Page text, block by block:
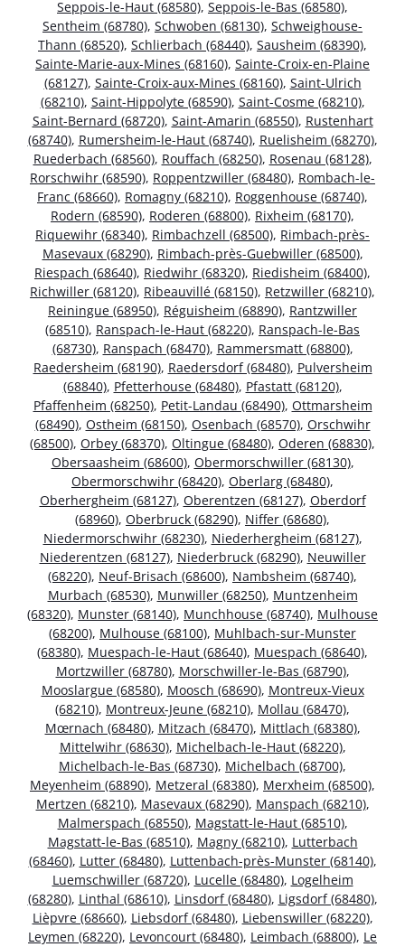
Seppois-le-Haut (68580), Seppois-le-Bas (68580),
Sentheim (68780), Schwoben (68130), Schweighouse-
Thann (68520), Schlierbach (68440), Sausheim (68390),
Sainte-Marie-aux-Mines (68160), Sainte-Croix-en-Plaine
(68127), Sainte-Croix-aux-Mines (68160), Saint-Ulrich
(68210), Saint-Hippolyte (68590), Saint-Cosme (68210),
Saint-Bernard (68720), Saint-Amarin (68550), Rustenhart
(68740), Rumersheim-le-Haut (68740), Ruelisheim (68270),
Ruederbach (68560), Rouffach (68250), Rosenau (68128),
Rorschwihr (68590), Roppentzwiller (68480), Rombach-le-
Franc (68660), Romagny (68210), Roggenhouse (68740),
Rodern (68590), Roderen (68800), Rixheim (68170),
Riquewihr (68340), Rimbachzell (68500), Rimbach-près-
Masevaux (68290), Rimbach-près-Guebwiller (68500),
Riespach (68640), Riedwihr (68320), Riedisheim (68400),
Richwiller (68120), Ribeauvillé (68150), Retzwiller (68210),
Reiningue (68950), Réguisheim (68890), Rantzwiller
(68510), Ranspach-le-Haut (68220), Ranspach-le-Bas
(68730), Ranspach (68470), Rammersmatt (68800),
Raedersheim (68190), Raedersdorf (68480), Pulversheim
(68840), Pfetterhouse (68480), Pfastatt (68120),
Pfaffenheim (68250), Petit-Landau (68490), Ottmarsheim
(68490), Ostheim (68150), Osenbach (68570), Orschwihr
(68500), Orbey (68370), Oltingue (68480), Oderen (68830),
Obersaasheim (68600), Obermorschwiller (68130),
Obermorschwihr (68420), Oberlarg (68480),
Oberhergheim (68127), Oberentzen (68127), Oberdorf
(68960), Oberbruck (68290), Niffer (68680),
Niedermorschwihr (68230), Niederhergheim (68127),
Niederentzen (68127), Niederbruck (68290), Neuwiller
(68220), Neuf-Brisach (68600), Nambsheim (68740),
Murbach (68530), Munwiller (68250), Muntzenheim
(68320), Munster (68140), Munchhouse (68740), Mulhouse
(68200), Mulhouse (68100), Muhlbach-sur-Munster
(68380), Muespach-le-Haut (68640), Muespach (68640),
Mortzwiller (68780), Morschwiller-le-Bas (68790),
Mooslargue (68580), Moosch (68690), Montreux-Vieux
(68210), Montreux-Jeune (68210), Mollau (68470),
Mœrnach (68480), Mitzach (68470), Mittlach (68380),
Mittelwihr (68630), Michelbach-le-Haut (68220),
Michelbach-le-Bas (68730), Michelbach (68700),
Meyenheim (68890), Metzeral (68380), Merxheim (68500),
Mertzen (68210), Masevaux (68290), Manspach (68210),
Malmerspach (68550), Magstatt-le-Haut (68510),
Magstatt-le-Bas (68510), Magny (68210), Lutterbach
(68460), Lutter (68480), Luttenbach-près-Munster (68140),
Luemschwiller (68720), Lucelle (68480), Logelheim
(68280), Linthal (68610), Linsdorf (68480), Ligsdorf (68480),
Lièpvre (68660), Liebsdorf (68480), Liebenswiller (68220),
Leymen (68220), Levoncourt (68480), Leimbach (68800), Le